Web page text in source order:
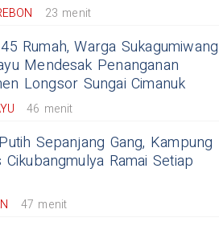
23 menit
Rumah, Warga Sukagumiwang
Mendesak Penanganan
Longsor Sungai Cimanuk
46 menit
Sepanjang Gang, Kampung
Cikubangmulya Ramai Setiap
47 menit